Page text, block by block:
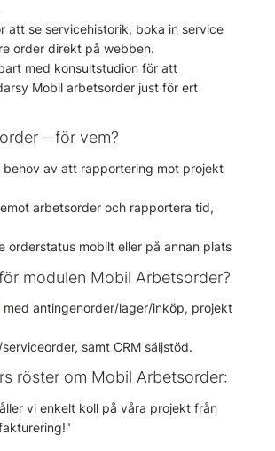
att se servicehistorik, boka in service
order direkt på webben.
med konsultstudion för att
Mobil arbetsorder just för ert
– för vem?
behov av att rapportering mot projekt
arbetsorder och rapportera tid,
orderstatus mobilt eller på annan plats
modulen Mobil Arbetsorder?
med antingenorder/lager/inköp, projekt
samt CRM säljstöd.
röster om Mobil Arbetsorder:
vi enkelt koll på våra projekt från